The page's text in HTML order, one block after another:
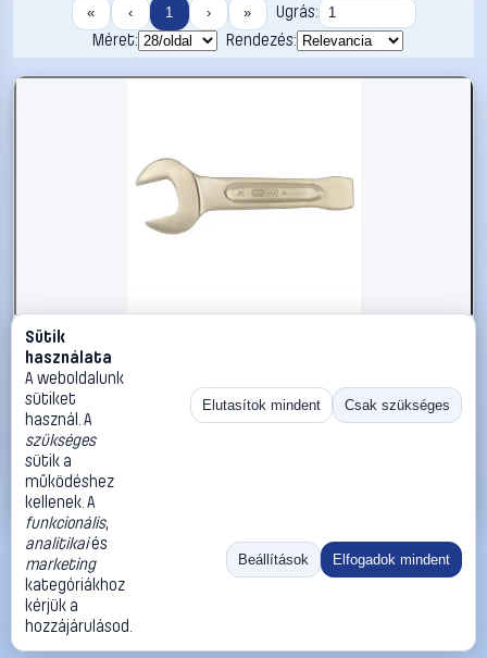
« ‹ 1 › »
Ugrás:
Méret:
Rendezés:
#2696618
KS Tools 9637719 963.7719 Ütős csavarkulcs
Kulcsszélesség (coll) 3 3/4
KS Tools Egyoldalas villáskulcsok
295 990 Ft
Kosárba
«
Ugrás:
Méret:
Rendezés:
©2026
ThermoScope
ÁSZF
Cégbemutató
Sütik
használata
A weboldalunk
sütiket
használ. A
szükséges
sütik a
működéshez
kellenek. A
funkcionális,
analitikaiés
marketing
kategóriákhoz
kérjük a
hozzájárulásod.
Elutasítok mindent Csak szükséges
Beállítások Elfogadok mindent